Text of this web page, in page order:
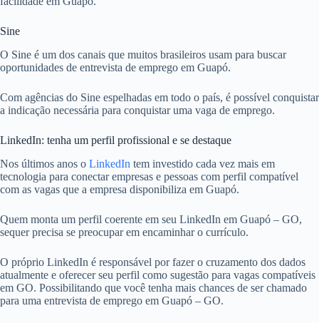
Sine
O Sine é um dos canais que muitos brasileiros usam para buscar
oportunidades de entrevista de emprego em Guapó.
Com agências do Sine espelhadas em todo o país, é possível conquistar
a indicação necessária para conquistar uma vaga de emprego.
LinkedIn: tenha um perfil profissional e se destaque
Nos últimos anos o LinkedIn tem investido cada vez mais em
tecnologia para conectar empresas e pessoas com perfil compatível
com as vagas que a empresa disponibiliza em Guapó.
Quem monta um perfil coerente em seu LinkedIn em Guapó – GO,
sequer precisa se preocupar em encaminhar o currículo.
O próprio LinkedIn é responsável por fazer o cruzamento dos dados
atualmente e oferecer seu perfil como sugestão para vagas compatíveis
em GO. Possibilitando que você tenha mais chances de ser chamado
para uma entrevista de emprego em Guapó – GO.